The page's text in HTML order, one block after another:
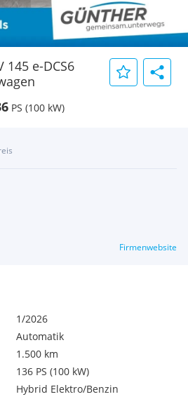
145 e-DCS6
PS (100 kW)
Firmenwebsite
1/2026
Automatik
1.500 km
136 PS (100 kW)
Hybrid Elektro/Benzin